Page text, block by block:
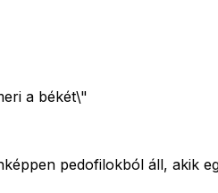
a békét\"
pedofilokból áll, akik